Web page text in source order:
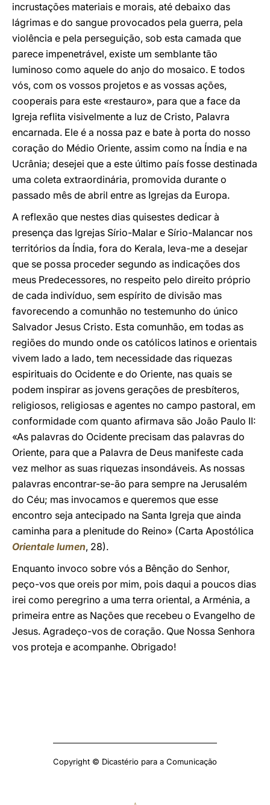
incrustações materiais e morais, até debaixo das
lágrimas e do sangue provocados pela guerra, pela
violência e pela perseguição, sob esta camada que
parece impenetrável, existe um semblante tão
luminoso como aquele do anjo do mosaico. E todos
vós, com os vossos projetos e as vossas ações,
cooperais para este «restauro», para que a face da
Igreja reflita visivelmente a luz de Cristo, Palavra
encarnada. Ele é a nossa paz e bate à porta do nosso
coração do Médio Oriente, assim como na Índia e na
Ucrânia; desejei que a este último país fosse destinada
uma coleta extraordinária, promovida durante o
passado mês de abril entre as Igrejas da Europa.
A reflexão que nestes dias quisestes dedicar à
presença das Igrejas Sírio-Malar e Sírio-Malancar nos
territórios da Índia, fora do Kerala, leva-me a desejar
que se possa proceder segundo as indicações dos
meus Predecessores, no respeito pelo direito próprio
de cada indivíduo, sem espírito de divisão mas
favorecendo a comunhão no testemunho do único
Salvador Jesus Cristo. Esta comunhão, em todas as
regiões do mundo onde os católicos latinos e orientais
vivem lado a lado, tem necessidade das riquezas
espirituais do Ocidente e do Oriente, nas quais se
podem inspirar as jovens gerações de presbíteros,
religiosos, religiosas e agentes no campo pastoral, em
conformidade com quanto afirmava são João Paulo II:
«As palavras do Ocidente precisam das palavras do
Oriente, para que a Palavra de Deus manifeste cada
vez melhor as suas riquezas insondáveis. As nossas
palavras encontrar-se-ão para sempre na Jerusalém
do Céu; mas invocamos e queremos que esse
encontro seja antecipado na Santa Igreja que ainda
caminha para a plenitude do Reino» (Carta Apostólica
Orientale lumen, 28).
Enquanto invoco sobre vós a Bênção do Senhor,
peço-vos que oreis por mim, pois daqui a poucos dias
irei como peregrino a uma terra oriental, a Arménia, a
primeira entre as Nações que recebeu o Evangelho de
Jesus. Agradeço-vos de coração. Que Nossa Senhora
vos proteja e acompanhe. Obrigado!
Copyright © Dicastério para a Comunicação